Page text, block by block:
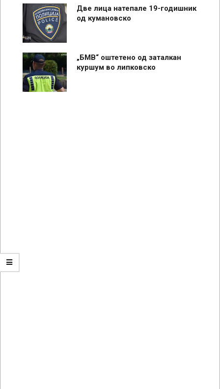
Две лица натепале 19-годишник
од кумановско
„БМВ“ оштетено од заталкан
куршум во липковско